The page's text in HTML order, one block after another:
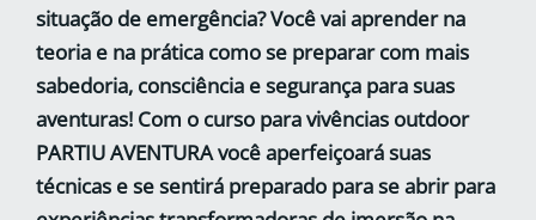
situação de emergência?Você vai aprender na
teoria e na prática como se preparar com mais
sabedoria, consciência e segurança para suas
aventuras! Com o curso para vivências outdoor
PARTIU AVENTURA você aperfeiçoará suas
técnicas e se sentirá preparado para se abrir para